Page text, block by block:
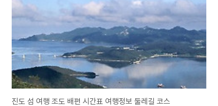
진도 섬 여행 조도 배편 시간표 여행정보 둘레길 코스